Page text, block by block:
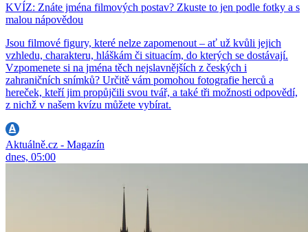
KVÍZ: Znáte jména filmových postav? Zkuste to jen podle fotky a s
malou nápovědou
Jsou filmové figury, které nelze zapomenout – ať už kvůli jejich
vzhledu, charakteru, hláškám či situacím, do kterých se dostávají.
Vzpomenete si na jména těch nejslavnějších z českých i
zahraničních snímků? Určitě vám pomohou fotografie herců a
hereček, kteří jim propůjčili svou tvář, a také tři možnosti odpovědí,
z nichž v našem kvízu můžete vybírat.
Aktuálně.cz - Magazín
dnes, 05:00